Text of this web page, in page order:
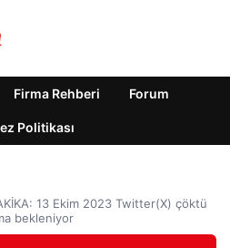
Firma Rehberi Forum
Politikası
13 Ekim 2023 Twitter(X) çöktü
bekleniyor